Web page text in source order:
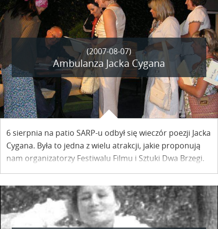
się projekcje filmowe i imprezy towarzyszące.
(2007-08-07)
Ambulanza Jacka Cygana
6 sierpnia na patio SARP-u odbył się wieczór poezji Jacka
Cygana. Była to jedna z wielu atrakcji, jakie proponują
nam organizatorzy Festiwalu Filmu i Sztuki Dwa Brzegi.
Na spotkanie przybyła bardzo liczna publiczność.